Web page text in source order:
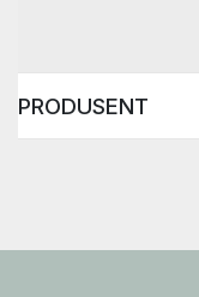
PRODUSENT